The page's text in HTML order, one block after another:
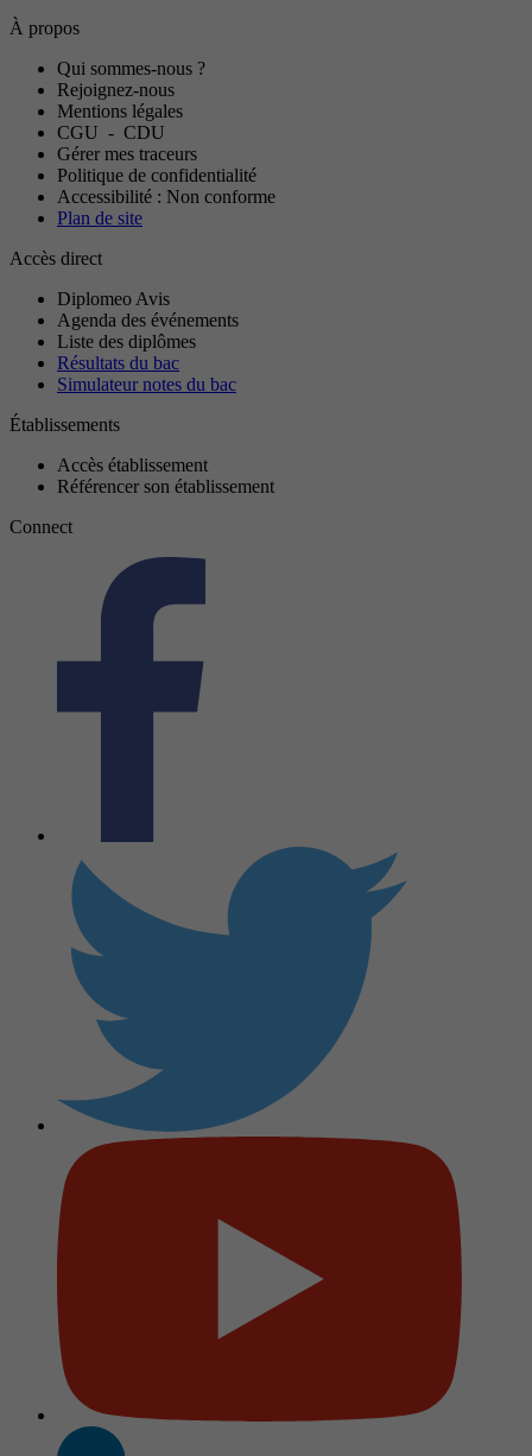
À propos
Qui sommes-nous ?
Rejoignez-nous
Mentions légales
CGU - CDU
Gérer mes traceurs
Politique de confidentialité
Accessibilité : Non conforme
Plan de site
Accès direct
Diplomeo Avis
Agenda des événements
Liste des diplômes
Résultats du bac
Simulateur notes du bac
Établissements
Accès établissement
Référencer son établissement
Connect